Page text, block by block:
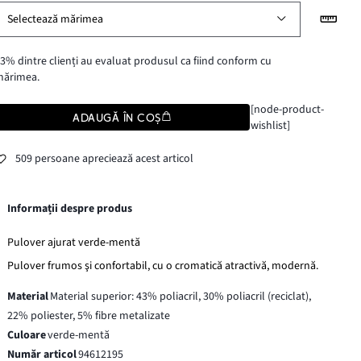
Selectează mărimea
dintre clienți au evaluat produsul ca fiind conform cu
ADAUGĂ ÎN COȘ
[node-product-
wishlist]
509 persoane apreciează acest articol
Informații despre produs
Pulover ajurat verde-mentă
Pulover frumos şi confortabil, cu o cromatică atractivă, modernă.
MaterialMaterial superior: 43% poliacril, 30% poliacril (reciclat),
22% poliester, 5% fibre metalizate
Culoareverde-mentă
Număr articol94612195